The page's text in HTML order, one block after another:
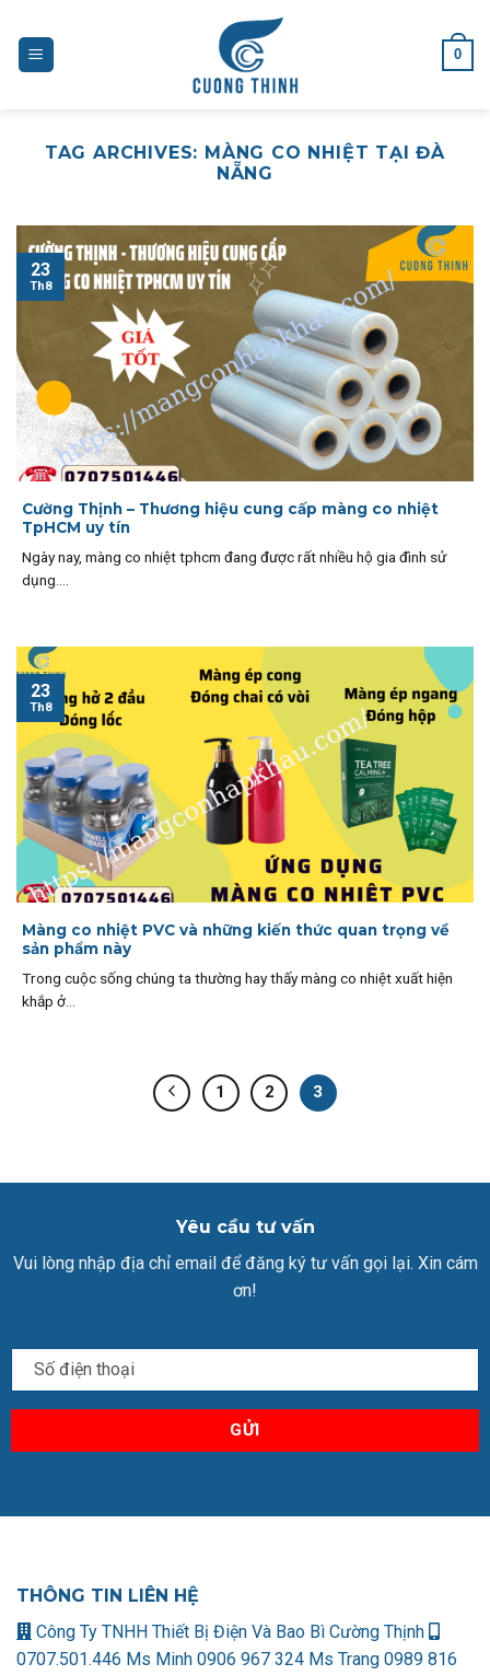
content
0
TAG ARCHIVES: MÀNG CO NHIỆT TẠI ĐÀ
NẴNG
Cường Thịnh – Thương hiệu cung cấp màng co nhiệt
TpHCM uy tín
Ngày nay, màng co nhiệt tphcm đang được rất nhiều hộ gia đình sử
dụng....
23
Th8
Màng co nhiệt PVC và những kiến thức quan trọng về
sản phẩm này
Trong cuộc sống chúng ta thường hay thấy màng co nhiệt xuất hiện
khắp ở...
23
Th8
1 2 3
Yêu cầu tư vấn
Vui lòng nhập địa chỉ email để đăng ký tư vấn gọi lại. Xin cám
ơn!
THÔNG TIN LIÊN HỆ
Công Ty TNHH Thiết Bị Điện Và Bao Bì Cường Thịnh
0707.501.446 Ms Minh 0906 967 324 Ms Trang 0989 816